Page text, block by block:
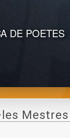
DE POETES
Mestres